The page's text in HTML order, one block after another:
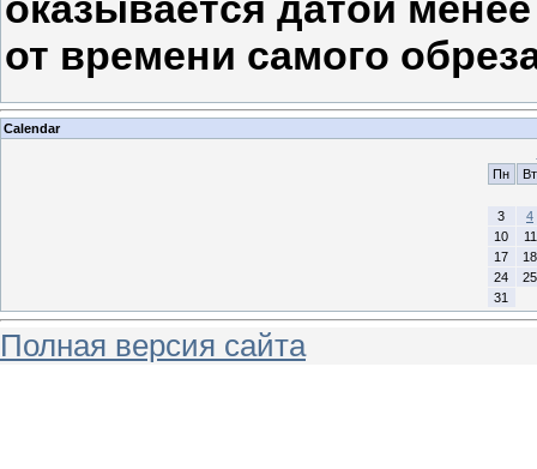
от времени самого
Calendar
Пн
Вт
3
4
10
11
17
18
24
25
31
Полная версия сайта